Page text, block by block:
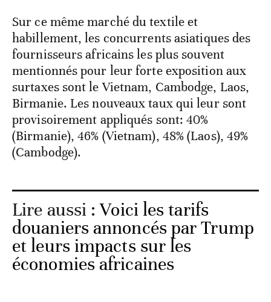
Sur ce même marché du textile et
habillement, les concurrents asiatiques des
fournisseurs africains les plus souvent
mentionnés pour leur forte exposition aux
surtaxes sont le Vietnam, Cambodge, Laos,
Birmanie. Les nouveaux taux qui leur sont
provisoirement appliqués sont: 40%
(Birmanie), 46% (Vietnam), 48% (Laos), 49%
(Cambodge).
Lire aussi :Voici les tarifs
douaniers annoncés par Trump
et leurs impacts sur les
économies africaines